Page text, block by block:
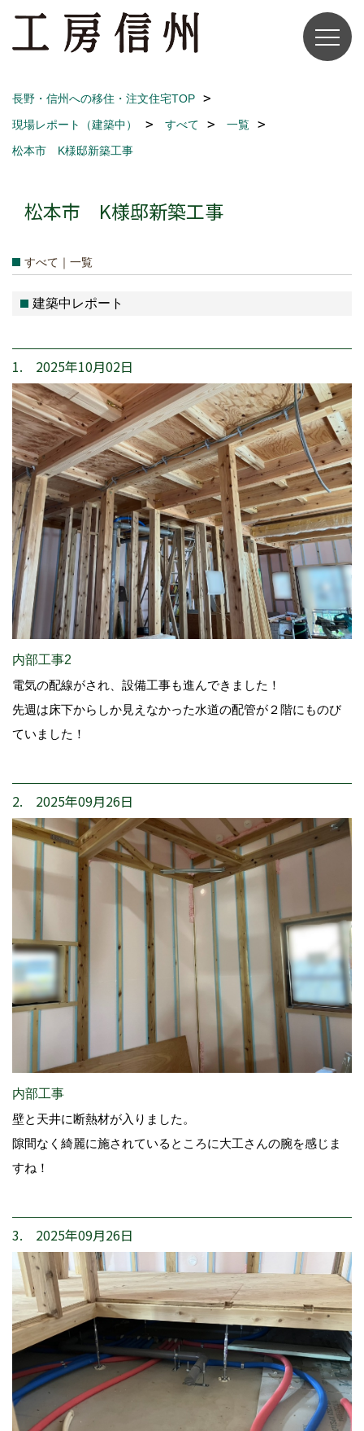
長野・信州への移住・注文住宅TOP
現場レポート（建築中）
すべて
一覧
松本市 K様邸新築工事
松本市 K様邸新築工事
すべて｜一覧
建築中レポート
1. 2025年10月02日
内部工事2
電気の配線がされ、設備工事も進んできました！
先週は床下からしか見えなかった水道の配管が２階にものび
ていました！
2. 2025年09月26日
内部工事
壁と天井に断熱材が入りました。
隙間なく綺麗に施されているところに大工さんの腕を感じま
すね！
3. 2025年09月26日